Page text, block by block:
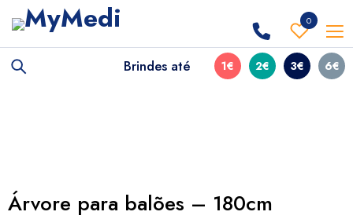
0
Brindes até 1€ 2€ 3€ 6€
Árvore para balões – 180cm